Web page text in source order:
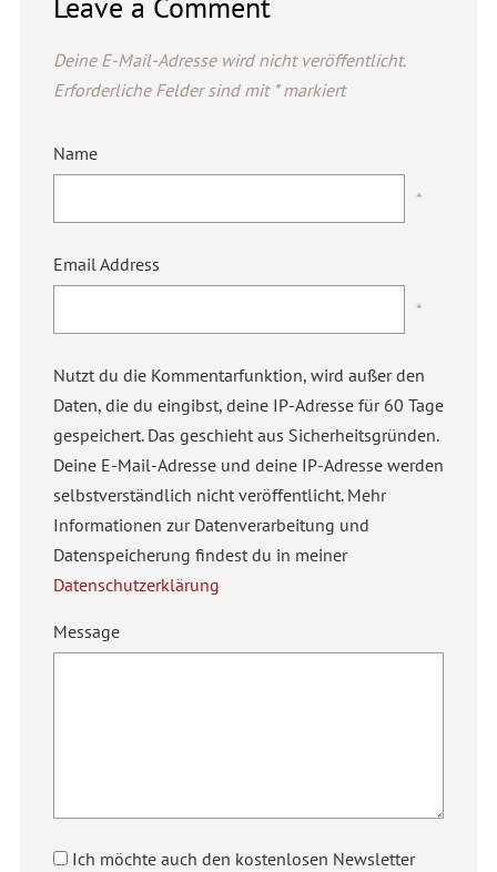
Leave a Comment
Deine E-Mail-Adresse wird nicht veröffentlicht.
Erforderliche Felder sind mit *markiert
Name
*
Email Address
*
Nutzt du die Kommentarfunktion, wird außer den
Daten, die du eingibst, deine IP-Adresse für 60 Tage
gespeichert. Das geschieht aus Sicherheitsgründen.
Deine E-Mail-Adresse und deine IP-Adresse werden
selbstverständlich nicht veröffentlicht. Mehr
Informationen zur Datenverarbeitung und
Datenspeicherung findest du in meiner
Datenschutzerklärung
Message
Ich möchte auch den kostenlosen Newsletter